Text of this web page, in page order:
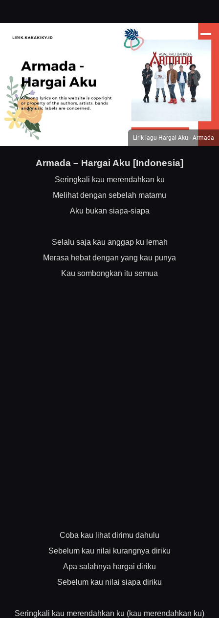
Lirik lagu Hargai Aku - Armada
Armada – Hargai Aku [Indonesia]
Seringkali kau merendahkan ku
Melihat dengan sebelah matamu
Aku bukan siapa-siapa
Selalu saja kau anggap ku lemah
Merasa hebat dengan yang kau punya
Kau sombongkan itu semua
Coba kau lihat dirimu dahulu
Sebelum kau nilai kurangnya diriku
Apa salahnya hargai diriku
Sebelum kau nilai siapa diriku
Seringkali kau merendahkan ku (kau merendahkan ku)